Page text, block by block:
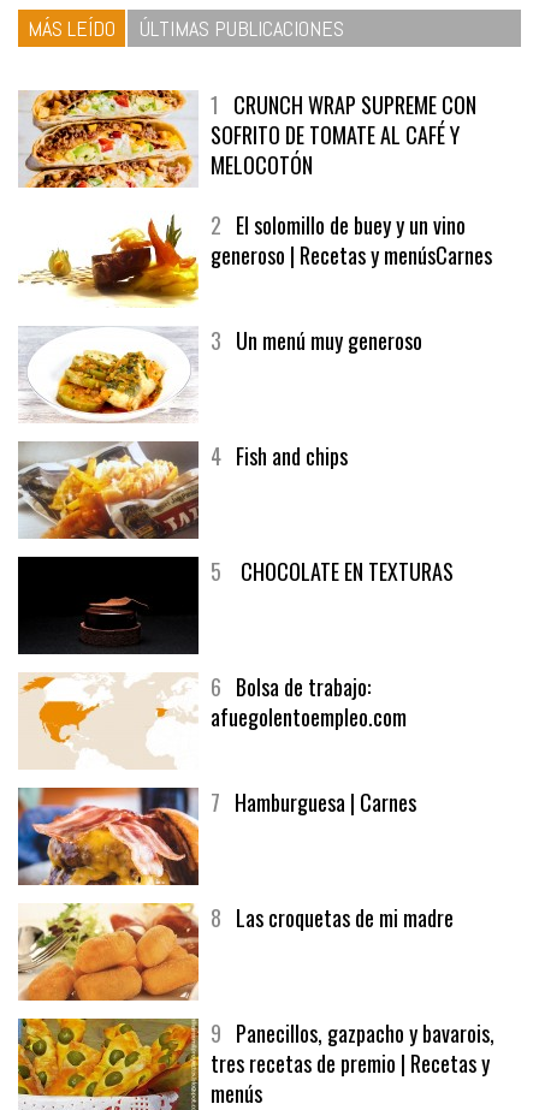
MÁS LEÍDO ÚLTIMAS PUBLICACIONES
1 CRUNCH WRAP SUPREME CON
SOFRITO DE TOMATE AL CAFÉ Y
MELOCOTÓN
2 El solomillo de buey y un vino
generoso | Recetas y menúsCarnes
3 Un menú muy generoso
4 Fish and chips
5 CHOCOLATE EN TEXTURAS
6 Bolsa de trabajo:
afuegolentoempleo.com
7 Hamburguesa | Carnes
8 Las croquetas de mi madre
9 Panecillos, gazpacho y bavarois,
tres recetas de premio | Recetas y
menús